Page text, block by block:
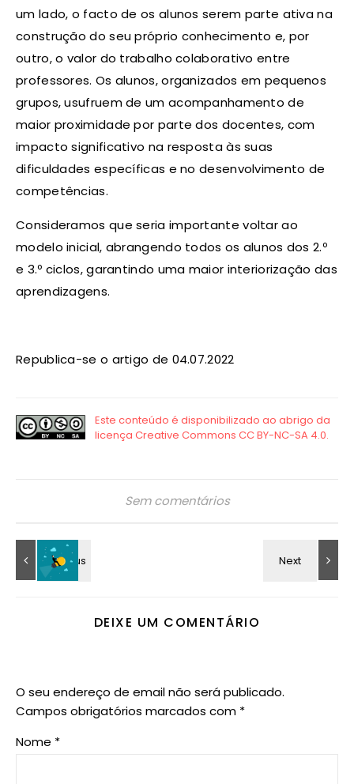
um lado, o facto de os alunos serem parte ativa na
construção do seu próprio conhecimento e, por
outro, o valor do trabalho colaborativo entre
professores. Os alunos, organizados em pequenos
grupos, usufruem de um acompanhamento de
maior proximidade por parte dos docentes, com
impacto significativo na resposta às suas
dificuldades específicas e no desenvolvimento de
competências.
Consideramos que seria importante voltar ao
modelo inicial, abrangendo todos os alunos dos 2.º
e 3.º ciclos, garantindo uma maior interiorização das
aprendizagens.
Republica-se o artigo de 04.07.2022
Sem comentários
DEIXE UM COMENTÁRIO
O seu endereço de email não será publicado.
Campos obrigatórios marcados com *
Nome *